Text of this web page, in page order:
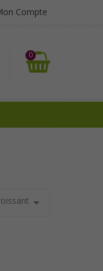
Compte
0
arrow_drop_down